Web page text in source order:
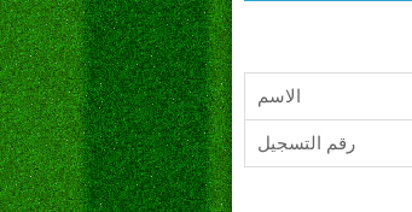
الاسم
رقم التسجيل